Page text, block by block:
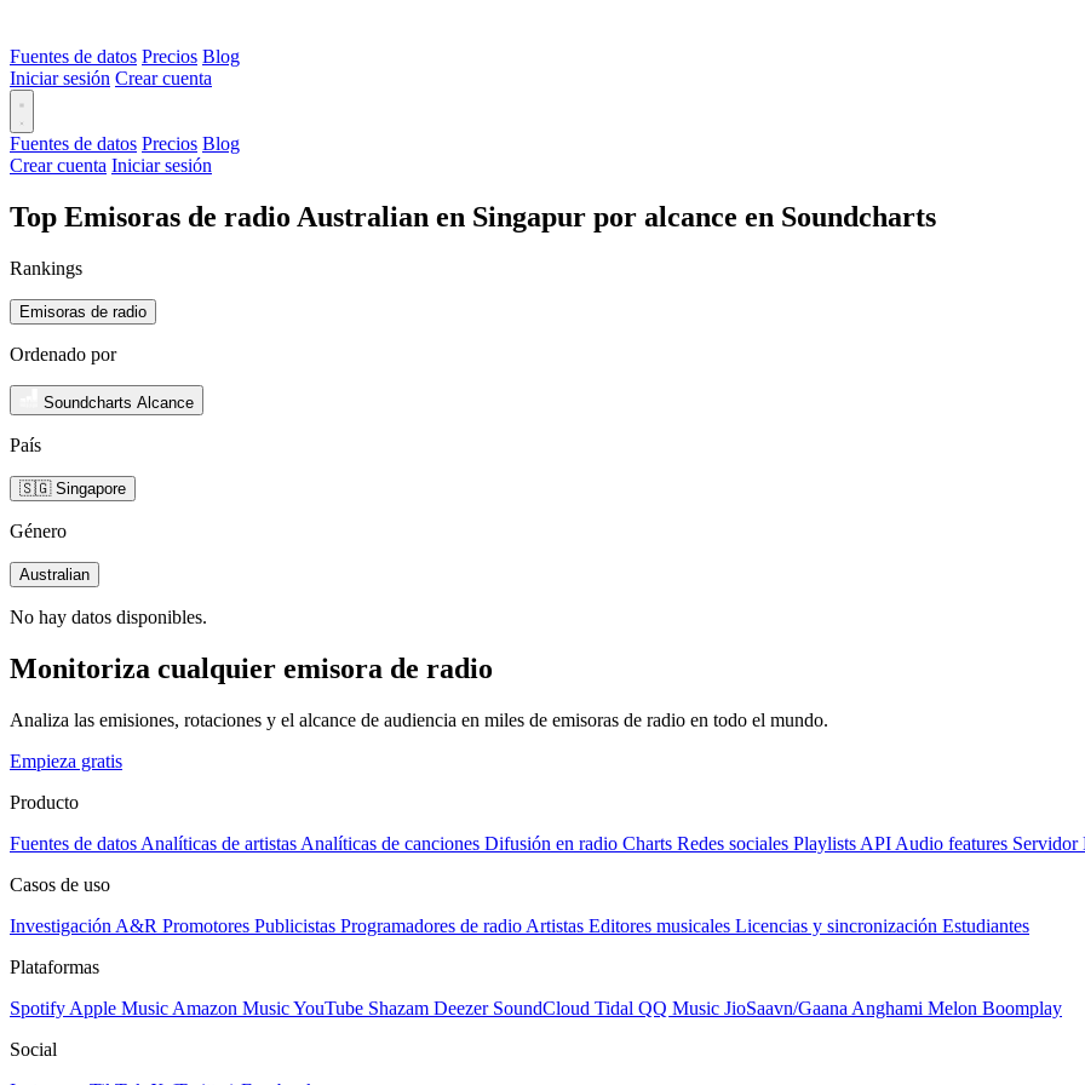
Fuentes de datos Precios Blog
Iniciar sesión Crear cuenta
Fuentes de datos Precios Blog
Crear cuenta Iniciar sesión
Top Emisoras de radio Australian en Singapur por alcance en Soundcharts
Rankings
Emisoras de radio
Ordenado por
Soundcharts Alcance
País
🇸🇬 Singapore
Género
Australian
No hay datos disponibles.
Monitoriza cualquier emisora de radio
Analiza las emisiones, rotaciones y el alcance de audiencia en miles de emisoras de radio en todo el mundo.
Empieza gratis
Producto
Fuentes de datos Analíticas de artistas Analíticas de canciones Difusión en radio Charts Redes sociales Playlists API Audio features Servidor
Casos de uso
Investigación A&R Promotores Publicistas Programadores de radio Artistas Editores musicales Licencias y sincronización Estudiantes
Plataformas
Spotify Apple Music Amazon MusicYouTube Shazam Deezer SoundCloud Tidal QQ Music JioSaavn/Gaana Anghami Melon Boomplay
Social